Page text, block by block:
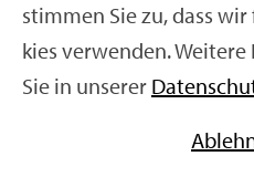
stim­men Sie zu, dass
kies ver­wen­den.
Sie in un­se­rer